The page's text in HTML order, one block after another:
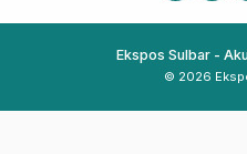
Ekspos Sulbar -
© 2026